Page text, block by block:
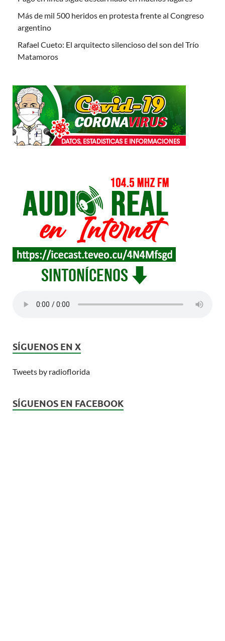
Más de mil 500 heridos en protesta frente al Congreso
argentino
Rafael Cueto: El arquitecto silencioso del son del Trío
Matamoros
SÍGUENOS EN X
Tweets by radioflorida
SÍGUENOS EN FACEBOOK